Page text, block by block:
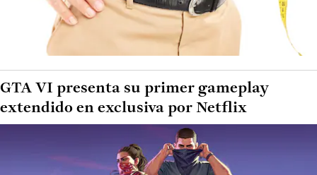
GTA VI presenta su primer gameplay
extendido en exclusiva por Netflix